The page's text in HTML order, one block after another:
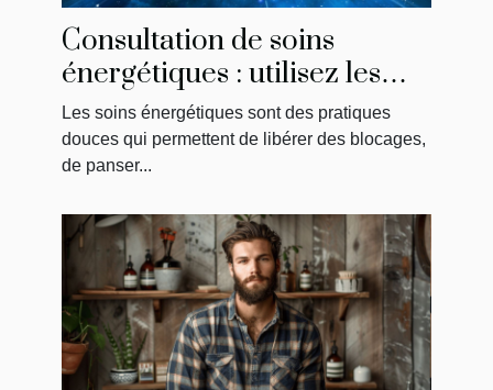
Consultation de soins
énergétiques : utilisez les
annales akashiques !
Les soins énergétiques sont des pratiques
douces qui permettent de libérer des blocages,
de panser...